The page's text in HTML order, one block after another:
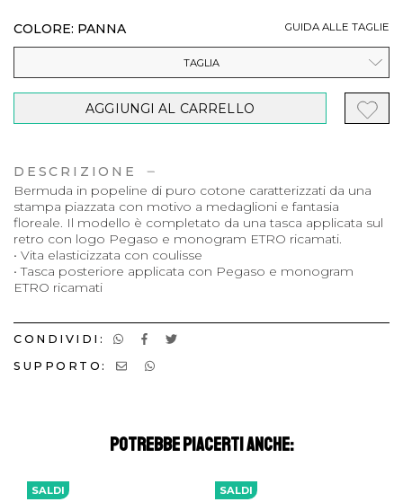
COLORE: PANNA GUIDA ALLE TAGLIE
TAGLIA
AGGIUNGI AL CARRELLO
DESCRIZIONE
Bermuda in popeline di puro cotone caratterizzati da una
stampa piazzata con motivo a medaglioni e fantasia
floreale. Il modello è completato da una tasca applicata sul
retro con logo Pegaso e monogram ETRO ricamati.
• Vita elasticizzata con coulisse
• Tasca posteriore applicata con Pegaso e monogram
ETRO ricamati
CONDIVIDI:
SUPPORTO:
POTREBBE PIACERTI ANCHE:
SALDI SALDI